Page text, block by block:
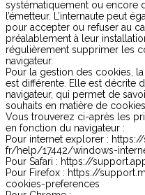
systématiquement ou encore
l’émetteur. L’internaute peut
pour accepter ou refuser au
préalablement à leur
régulièrement supprimer les
navigateur.
Pour la gestion des cookies,
est différente. Elle est décrite
navigateur, qui permet de
souhaits en matière de cookies.
Vous trouverez ci-après les
en fonction du navigateur :
Pour internet explorer :
fr/help/17442/windows-
Pour Safari : https://
Pour Firefox : https://
cookies-preferences